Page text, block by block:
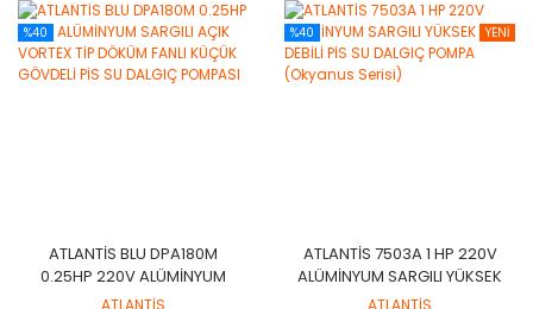
%40
ATLANTİS BLU DPA180M
0.25HP 220V ALÜMİNYUM
SARGILI AÇIK VORTEX TİP
ATLANTİS
%40 YENİ
ATLANTİS 7503A 1 HP 220V
ALÜMİNYUM SARGILI YÜKSEK
DEBİLİ PİS SU DALGIÇ
ATLANTİS